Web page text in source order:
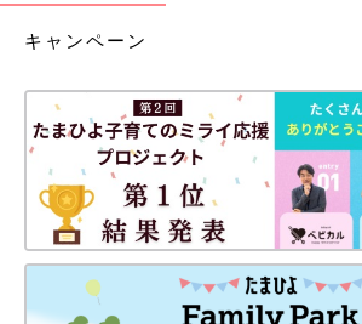
キャンペーン